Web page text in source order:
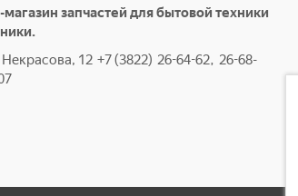
запчастей для бытовой техники
12 +7 (3822) 26-64-62, 26-68-